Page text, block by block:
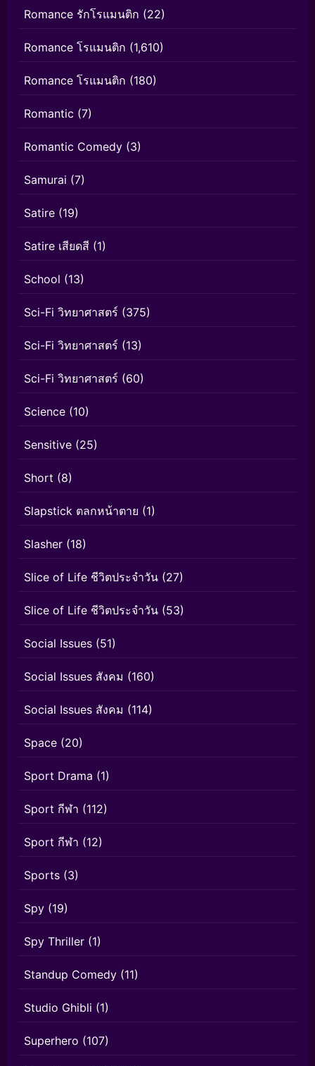
Romance รักโรแมนติก (22)
Romance โรแมนติก (1,610)
Romance โรแมนติก (180)
Romantic (7)
Romantic Comedy (3)
Samurai (7)
Satire (19)
Satire เสียดสี (1)
School (13)
Sci-Fi วิทยาศาสตร์ (375)
Sci-Fi วิทยาศาสตร์ (13)
Sci-Fi วิทยาศาสตร์ (60)
Science (10)
Sensitive (25)
Short (8)
Slapstick ตลกหน้าตาย (1)
Slasher (18)
Slice of Life ชีวิตประจำวัน (27)
Slice of Life ชีวิตประจำวัน (53)
Social Issues (51)
Social Issues สังคม (160)
Social Issues สังคม (114)
Space (20)
Sport Drama (1)
Sport กีฬา (112)
Sport กีฬา (12)
Sports (3)
Spy (19)
Spy Thriller (1)
Standup Comedy (11)
Studio Ghibli (1)
Superhero (107)